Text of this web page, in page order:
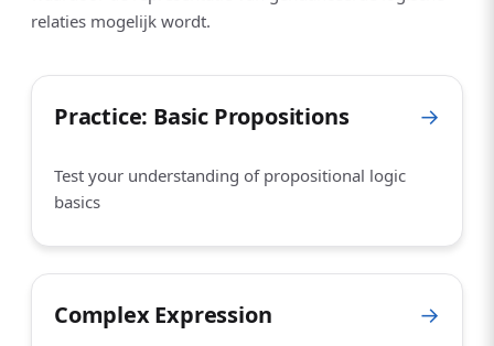
relaties mogelijk wordt.
Practice: Basic Propositions →
Test your understanding of propositional logic
basics
Complex Expression →